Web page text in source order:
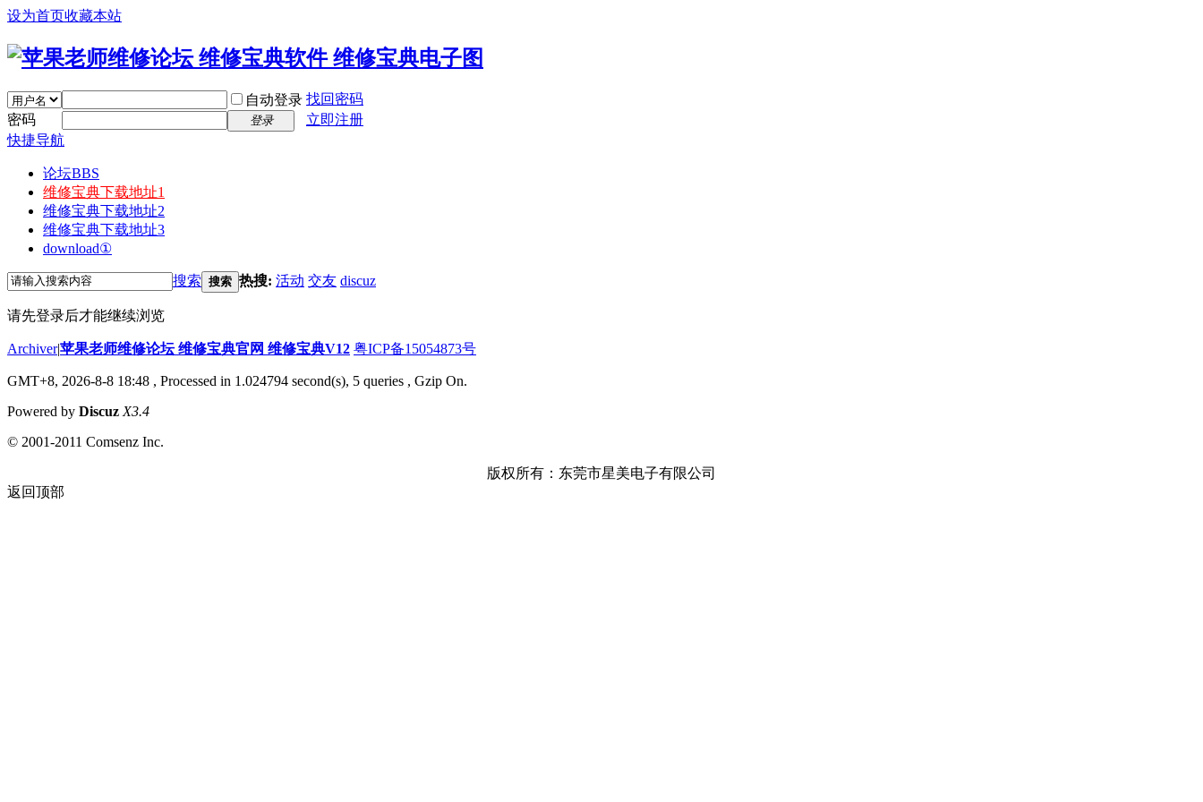
设为首页收藏本站
自动登录 找回密码
密码
登录
立即注册
快捷导航
论坛BBS
维修宝典下载地址1
维修宝典下载地址2
维修宝典下载地址3
download①
搜索 搜索 热搜: 活动 交友 discuz
请先登录后才能继续浏览
Archiver|苹果老师维修论坛 维修宝典官网 维修宝典V12 粤ICP备15054873号
GMT+8, 2026-8-8 18:48 , Processed in 1.024794 second(s), 5 queries , Gzip On.
Powered by Discuz X3.4
© 2001-2011 Comsenz Inc.
版权所有：东莞市星美电子有限公司
返回顶部